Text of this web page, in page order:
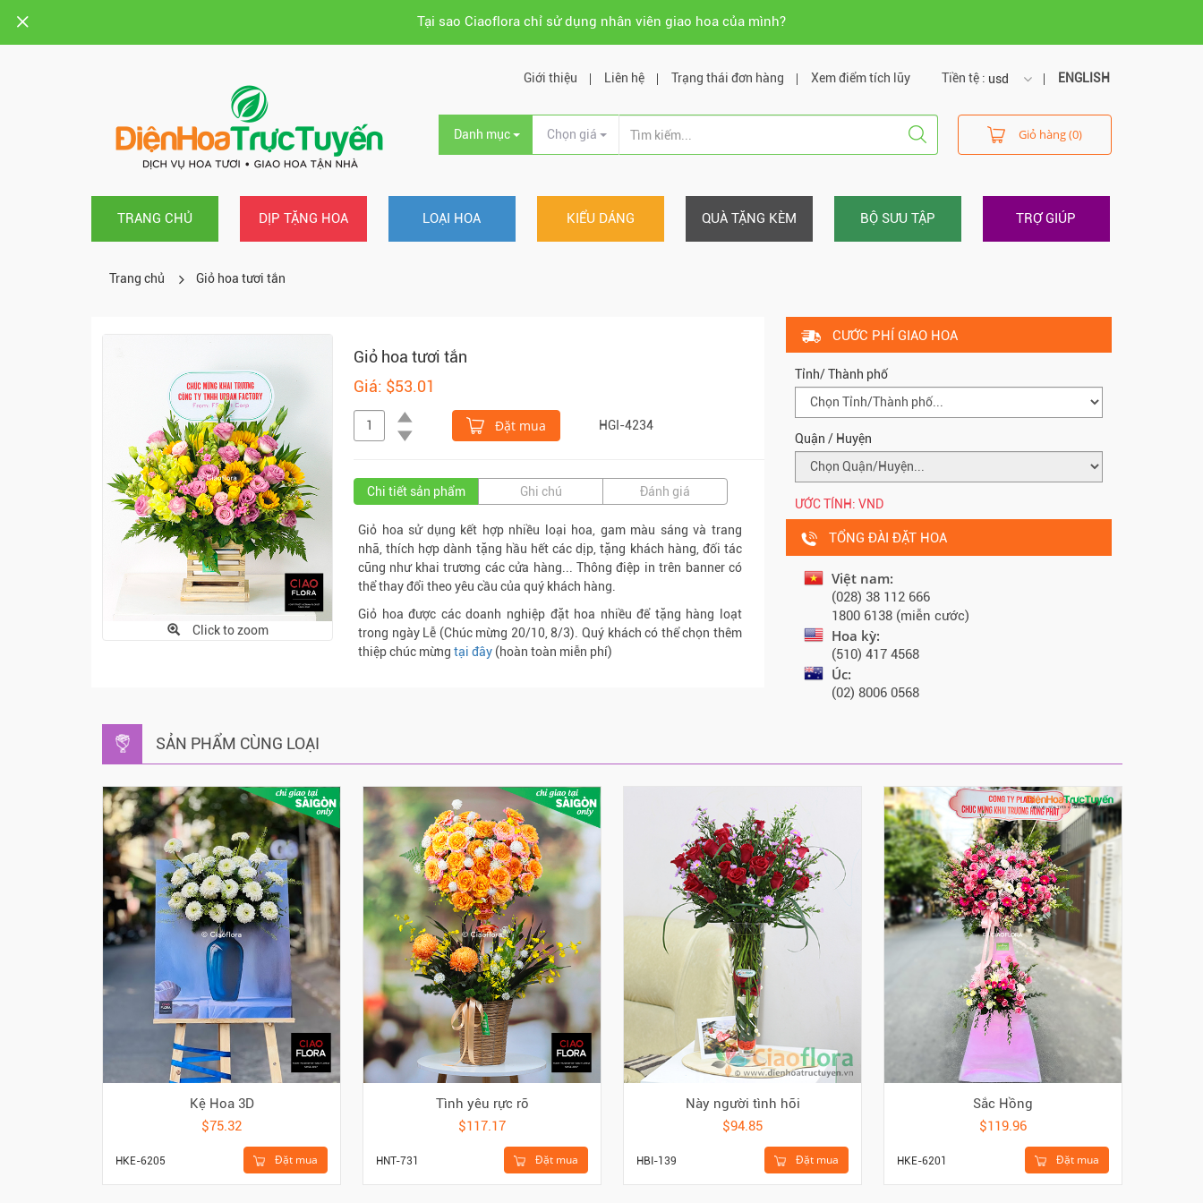
Tại sao Ciaoflora chỉ sử dụng nhân viên giao hoa của mình?
Tiền tệ : usd
usd
vnd
ENGLISH
Giới thiệu Liên hệ Trạng thái đơn hàng Xem điểm tích lũy
Danh mục Chọn giá Giỏ hàng (0)
TRANG CHỦ DỊP TẶNG HOA LOẠI HOA KIỂU DÁNG QUÀ TẶNG KÈM BỘ SƯU TẬP TRỢ GIÚP
Trang chủ Giỏ hoa tươi tắn
Click to zoom
Giỏ hoa tươi tắn
Giá: $53.01
Đặt mua HGI-4234
Chi tiết sản phẩm Ghi chú Đánh giá
Giỏ hoa sử dụng kết hợp nhiều loại hoa, gam màu sáng và trang
nhã, thích hợp dành tặng hầu hết các dịp, tặng khách hàng, đối tác
cũng như khai trương các cửa hàng... Thông điệp in trên banner có
thể thay đổi theo yêu cầu của quý khách hàng.
Giỏ hoa được các doanh nghiệp đặt hoa nhiều để tặng hàng loạt
trong ngày Lễ (Chúc mừng 20/10, 8/3). Quý khách có thể chọn thêm
thiệp chúc mừng tại đây (hoàn toàn miễn phí)
CƯỚC PHÍ GIAO HOA
Tỉnh/ Thành phố
Quận / Huyện
ƯỚC TÍNH: VND
TỔNG ĐÀI ĐẶT HOA
Việt nam:
(028) 38 112 666
1800 6138 (miễn cước)
Hoa kỳ:
(510) 417 4568
Úc:
(02) 8006 0568
SẢN PHẨM CÙNG LOẠI
Kệ Hoa 3D
$75.32
Đặt mua
HKE-6205
Tình yêu rực rỡ
$117.17
Đặt mua
HNT-731
Này người tình hỡi
$94.85
Đặt mua
HBI-139
Sắc Hồng
$119.96
Đặt mua
HKE-6201